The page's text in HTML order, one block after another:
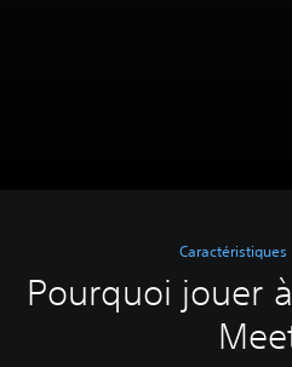
Caractéristiques
Pourquoi jouer